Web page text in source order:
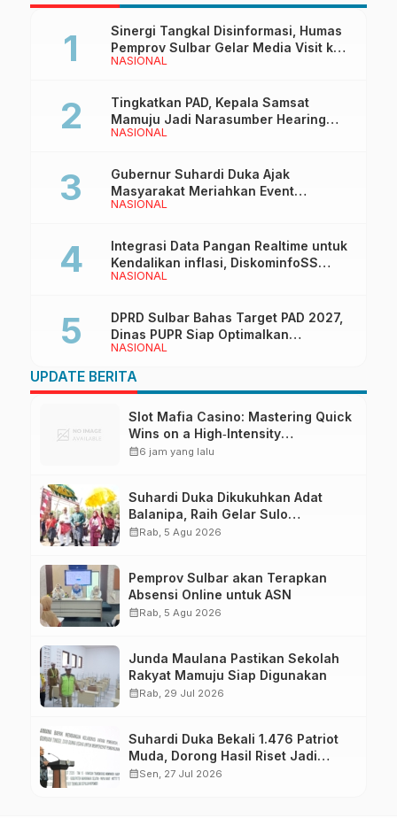
NASIONAL
Sinergi Tangkal Disinformasi, Humas
Pemprov Sulbar Gelar Media Visit ke
Kantor Redaksi di Mamuju
NASIONAL
Tingkatkan PAD, Kepala Samsat
Mamuju Jadi Narasumber Hearing
Bersama Wakil Ketua I DPRD Sulbar
NASIONAL
Gubernur Suhardi Duka Ajak
Masyarakat Meriahkan Event
Manakarra Fair 2026
NASIONAL
Integrasi Data Pangan Realtime untuk
Kendalikan inflasi, DiskominfoSS
Sulbar Kembangkan Sistem SAPEDA
NASIONAL
DPRD Sulbar Bahas Target PAD 2027,
Dinas PUPR Siap Optimalkan
Pendapatan Daerah
UPDATE BERITA
Slot Mafia Casino: Mastering Quick
Wins on a High‑Intensity
Playground
calendar_month6 jam yang lalu
Suhardi Duka Dikukuhkan Adat
Balanipa, Raih Gelar Sulo
Tappidena
calendar_monthRab, 5 Agu 2026
Pemprov Sulbar akan Terapkan
Absensi Online untuk ASN
calendar_monthRab, 5 Agu 2026
Junda Maulana Pastikan Sekolah
Rakyat Mamuju Siap Digunakan
calendar_monthRab, 29 Jul 2026
Suhardi Duka Bekali 1.476 Patriot
Muda, Dorong Hasil Riset Jadi
Dasar Kebijakan Transmigrasi
calendar_monthSen, 27 Jul 2026